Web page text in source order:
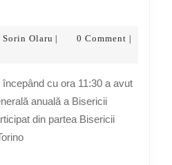
Sorin Olaru Sorin
0 Comment
anuală a Bisericii
din partea Bisericii